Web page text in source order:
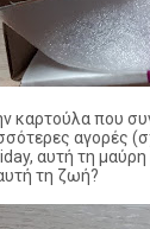
καρτούλα που
αγορές
αυτή τη
τη ζωή?